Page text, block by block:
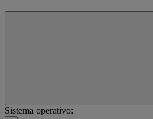
Sistema operativo: